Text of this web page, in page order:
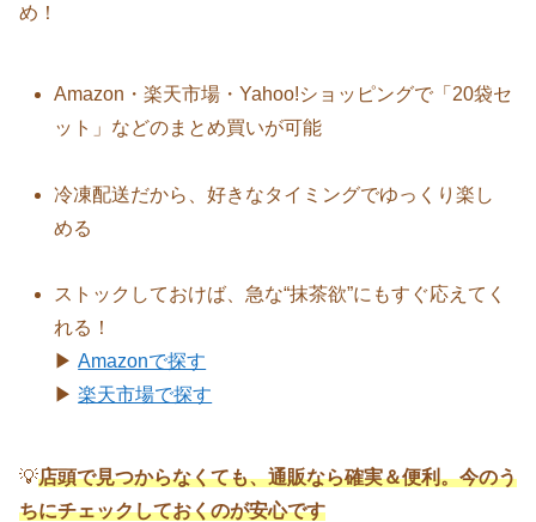
め！
Amazon・楽天市場・Yahoo!ショッピングで「20袋セ
ット」などのまとめ買いが可能
冷凍配送だから、好きなタイミングでゆっくり楽し
める
ストックしておけば、急な“抹茶欲”にもすぐ応えてく
れる！
▶Amazonで探す
▶楽天市場で探す
💡店頭で見つからなくても、通販なら確実＆便利。今のう
ちにチェックしておくのが安心です